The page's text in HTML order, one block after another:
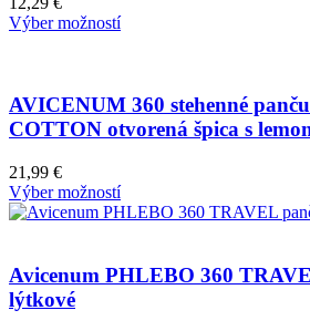
Výber možností
AVICENUM 360 stehenné
COTTON otvorená špica s
21,99 €
Výber možností
Avicenum PHLEBO 360
lýtkové